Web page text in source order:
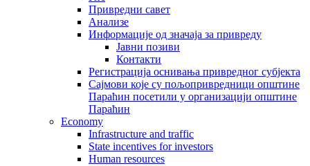
Привредни савет
Aнализе
Информације од значаја за привреду
Јавни позиви
Контакти
Регистрација оснивања привредног субјекта
Сајмови које су пољопривредници општине
Параћин посетили у организацији општине
Параћин
Economy
Infrastructure and traffic
State incentives for investors
Human resources